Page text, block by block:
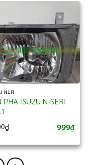
NLR
PHA ISUZU N-SERI
₫ 999₫